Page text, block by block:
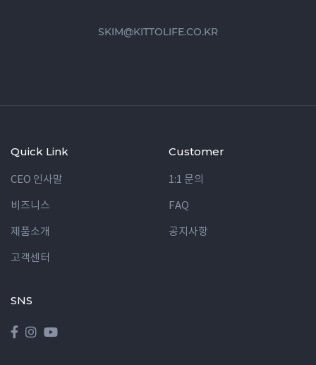
SKIM@KITTOLIFE.CO.KR
Quick Link
CEO 인사말
비즈니스
제품소개
고객센터
SNS
Customer
1:1 문의
FAQ
공지사항